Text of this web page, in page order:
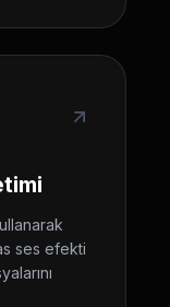
ses efekti